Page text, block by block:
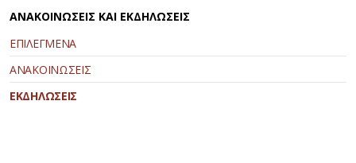
ΑΝΑΚΟΙΝΩΣΕΙΣ ΚΑΙ ΕΚΔΗΛΩΣΕΙΣ
ΕΠΙΛΕΓΜΕΝΑ
ΑΝΑΚΟΙΝΩΣΕΙΣ
ΕΚΔΗΛΩΣΕΙΣ